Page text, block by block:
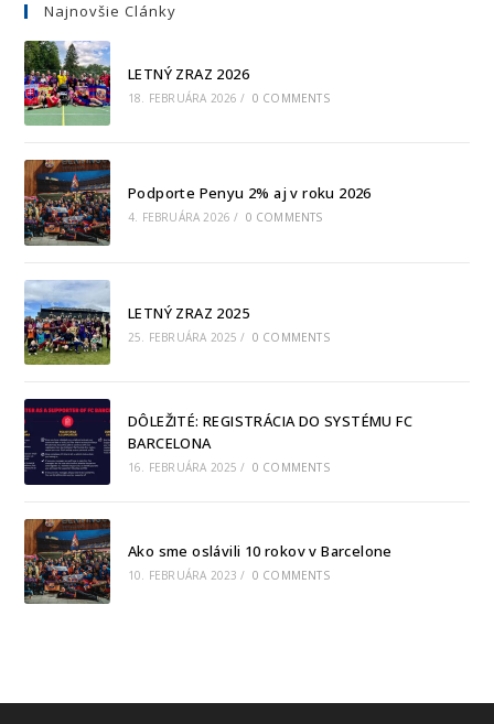
Najnovšie Clánky
LETNÝ ZRAZ 2026
18. FEBRUÁRA 2026 / 0 COMMENTS
Podporte Penyu 2% aj v roku 2026
4. FEBRUÁRA 2026 / 0 COMMENTS
LETNÝ ZRAZ 2025
25. FEBRUÁRA 2025 / 0 COMMENTS
DÔLEŽITÉ: REGISTRÁCIA DO SYSTÉMU FC
BARCELONA
16. FEBRUÁRA 2025 / 0 COMMENTS
Ako sme oslávili 10 rokov v Barcelone
10. FEBRUÁRA 2023 / 0 COMMENTS